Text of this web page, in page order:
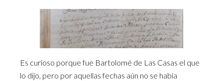
Es curioso porque fue Bartolomé de Las Casas el que
lo dijo, pero por aquellas fechas aún no se había